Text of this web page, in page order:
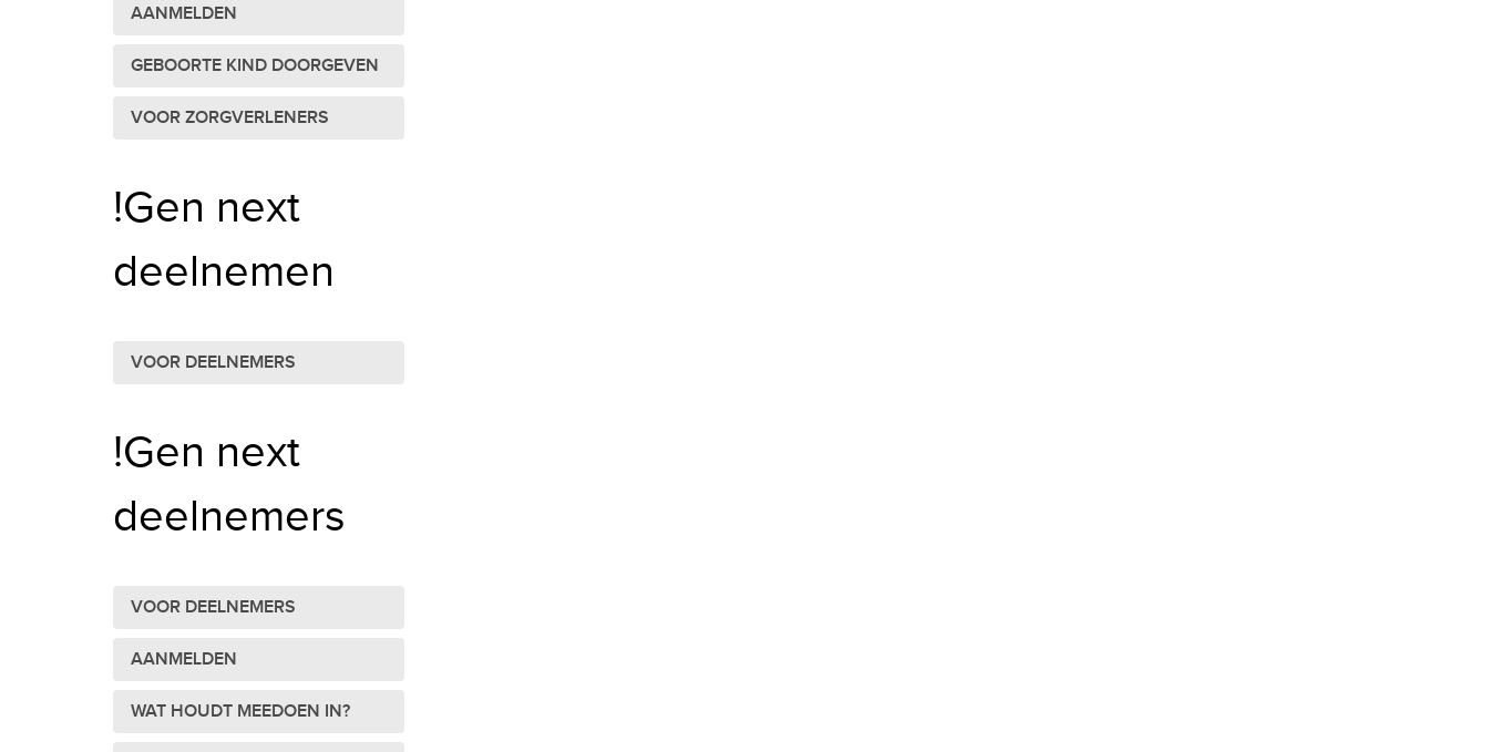
AANMELDEN
GEBOORTE KIND DOORGEVEN
VOOR ZORGVERLENERS
!Gen next
deelnemen
VOOR DEELNEMERS
!Gen next
deelnemers
VOOR DEELNEMERS
AANMELDEN
WAT HOUDT MEEDOEN IN?